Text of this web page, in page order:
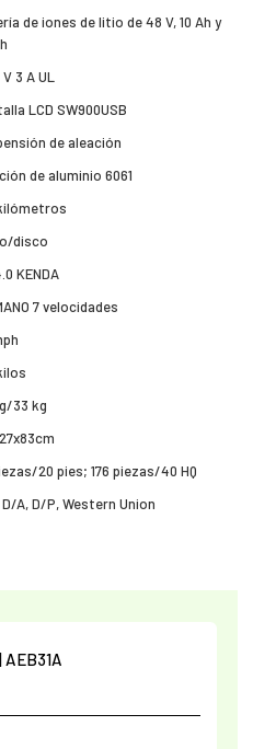
de iones de litio de 48 V, 10 Ah y
3 A UL
LCD SW900USB
de aleación
de aluminio 6061
disco
KENDA
7 velocidades
33 kg
20 pies; 176 piezas/40 HQ
A, D/P, Western Union